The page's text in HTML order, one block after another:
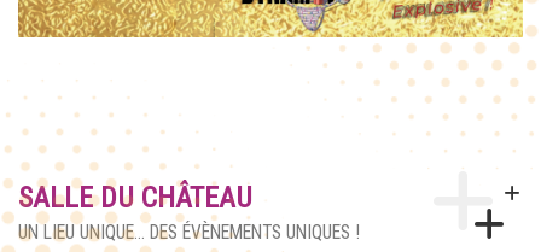
SALLE DU CHÂTEAU
UN LIEU UNIQUE... DES ÉVÈNEMENTS UNIQUES !